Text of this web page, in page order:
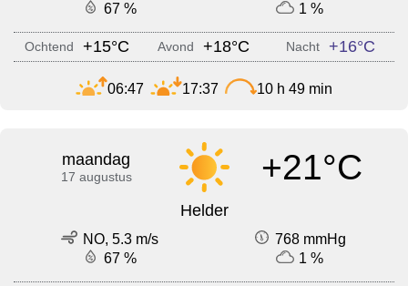
67 %
1 %
Ochtend +15°C Avond +18°C Nacht +16°C
06:47 17:37 10 h 49 min
maandag
17 augustus +21°C
Helder
NO, 5.3 m/s
768 mmHg
67 %
1 %